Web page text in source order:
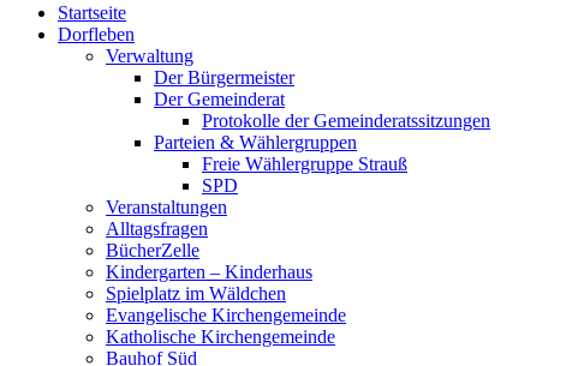
oben
scrollen
Startseite
Dorfleben
Verwaltung
Der Bürgermeister
Der Gemeinderat
Protokolle der Gemeinderatssitzungen
Parteien & Wählergruppen
Freie Wählergruppe Strauß
SPD
Veranstaltungen
Alltagsfragen
BücherZelle
Kindergarten – Kinderhaus
Spielplatz im Wäldchen
Evangelische Kirchengemeinde
Katholische Kirchengemeinde
Bauhof Süd